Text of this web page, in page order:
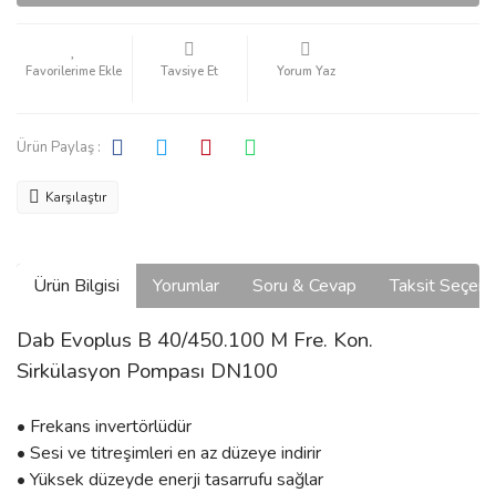
Tavsiye Et Yorum Yaz
Ürün Paylaş :
Karşılaştır
Ürün Bilgisi Yorumlar Soru & Cevap Taksit
Dab Evoplus B 40/450.100 M Fre. Kon.
Sirkülasyon Pompası DN100
• Frekans invertörlüdür
• Sesi ve titreşimleri en az düzeye indirir
• Yüksek düzeyde enerji tasarrufu sağlar